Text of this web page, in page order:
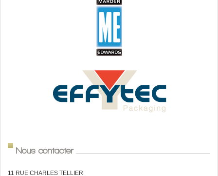
Nous contacter
11 RUE CHARLES TELLIER